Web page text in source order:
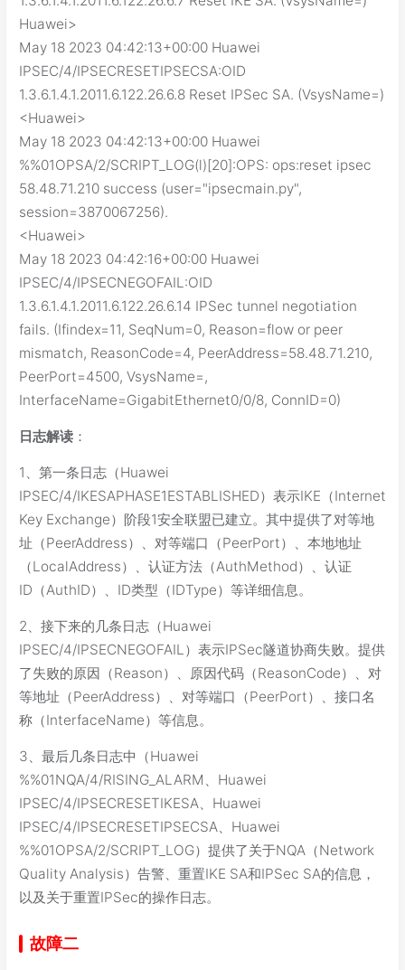
Huawei>
May 18 2023 04:42:13+00:00 Huawei
IPSEC/4/IPSECRESETIPSECSA:OID
1.3.6.1.4.1.2011.6.122.26.6.8 Reset IPSec SA. (VsysName=)
<Huawei>
May 18 2023 04:42:13+00:00 Huawei
%%01OPSA/2/SCRIPT_LOG(l)[20]:OPS: ops:reset ipsec
58.48.71.210 success (user="ipsecmain.py",
session=3870067256).
<Huawei>
May 18 2023 04:42:16+00:00 Huawei
IPSEC/4/IPSECNEGOFAIL:OID
1.3.6.1.4.1.2011.6.122.26.6.14 IPSec tunnel negotiation
fails. (Ifindex=11, SeqNum=0, Reason=flow or peer
mismatch, ReasonCode=4, PeerAddress=58.48.71.210,
PeerPort=4500, VsysName=,
InterfaceName=GigabitEthernet0/0/8, ConnID=0)
日志解读 ：
1、第一条日志（Huawei
IPSEC/4/IKESAPHASE1ESTABLISHED）表示IKE（Internet
Key Exchange）阶段1安全联盟已建立。其中提供了对等地
址（PeerAddress）、对等端口（PeerPort）、本地地址
（LocalAddress）、认证方法（AuthMethod）、认证
ID（AuthID）、ID类型（IDType）等详细信息。
2、接下来的几条日志（Huawei
IPSEC/4/IPSECNEGOFAIL）表示IPSec隧道协商失败。提供
了失败的原因（Reason）、原因代码（ReasonCode）、对
等地址（PeerAddress）、对等端口（PeerPort）、接口名
称（InterfaceName）等信息。
3、最后几条日志中（Huawei
%%01NQA/4/RISING_ALARM、Huawei
IPSEC/4/IPSECRESETIKESA、Huawei
IPSEC/4/IPSECRESETIPSECSA、Huawei
%%01OPSA/2/SCRIPT_LOG）提供了关于NQA（Network
Quality Analysis）告警、重置IKE SA和IPSec SA的信息，
以及关于重置IPSec的操作日志。
故障二